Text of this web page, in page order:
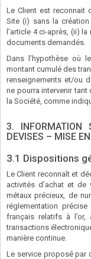
Le Client est reconnait
Site (i) sans la
l’article 4 ci-après, (ii)
documents demandés.
Dans l’hypothèse où
montant cumulé des
renseignements et/ou
ne pourra intervenir tant
la Société, comme
3.
DEVISES – MISE
3.1 Dispositions
Le Client reconnaît et
activités d’achat et
métaux précieux, de
réglementation
français relatifs à l’or,
transactions
manière continue.
Le service proposé par